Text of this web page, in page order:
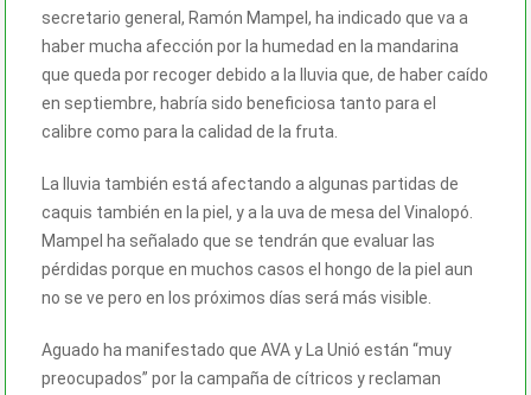
secretario general, Ramón Mampel, ha indicado que va a
haber mucha afección por la humedad en la mandarina
que queda por recoger debido a la lluvia que, de haber caído
en septiembre, habría sido beneficiosa tanto para el
calibre como para la calidad de la fruta.
La lluvia también está afectando a algunas partidas de
caquis también en la piel, y a la uva de mesa del Vinalopó.
Mampel ha señalado que se tendrán que evaluar las
pérdidas porque en muchos casos el hongo de la piel aun
no se ve pero en los próximos días será más visible.
Aguado ha manifestado que AVA y La Unió están “muy
preocupados” por la campaña de cítricos y reclaman